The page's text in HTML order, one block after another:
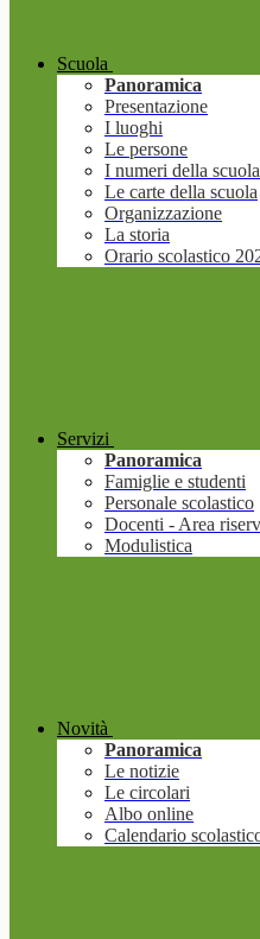
Scuola
Panoramica
Presentazione
I luoghi
Le persone
I numeri della scuola
Le carte della scuola
Organizzazione
La storia
Orario scolastico
Servizi
Panoramica
Famiglie e studenti
Personale scolastico
Docenti - Area
Modulistica
Novità
Panoramica
Le notizie
Le circolari
Albo online
Calendario